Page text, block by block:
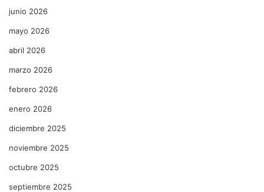
junio 2026
mayo 2026
abril 2026
marzo 2026
febrero 2026
enero 2026
diciembre 2025
noviembre 2025
octubre 2025
septiembre 2025